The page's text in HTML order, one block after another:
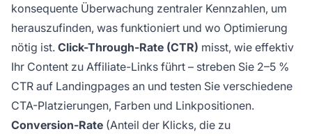
konsequente Überwachung zentraler Kennzahlen, um
herauszufinden, was funktioniert und wo Optimierung
nötig ist. Click-Through-Rate (CTR) misst, wie effektiv
Ihr Content zu Affiliate-Links führt – streben Sie 2–5 %
CTR auf Landingpages an und testen Sie verschiedene
CTA-Platzierungen, Farben und Linkpositionen.
Conversion-Rate (Anteil der Klicks, die zu